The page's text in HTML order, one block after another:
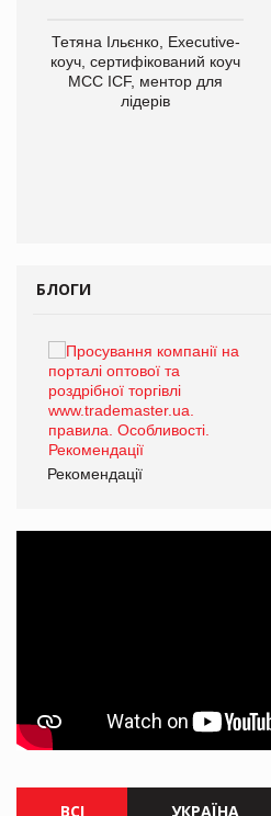
Тетяна Ільєнко, Executive-
коуч, сертифікований коуч
МСС ICF, ментор для
лідерів
БЛОГИ
Рекомендації
ВСІ УКРАЇНА